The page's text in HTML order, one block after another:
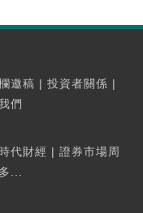
邀稿 | 投資者關係 |
們
時代財經 | 證券市場周
...